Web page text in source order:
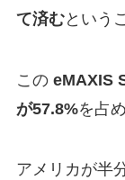
て済むという
この eMAXIS
が57.8%を占
アメリカが半